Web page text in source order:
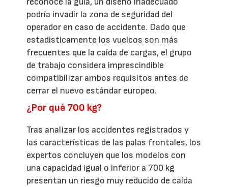
podría invadir la zona de seguridad del
operador en caso de accidente. Dado que
estadísticamente los vuelcos son más
frecuentes que la caída de cargas, el grupo
de trabajo considera imprescindible
compatibilizar ambos requisitos antes de
cerrar el nuevo estándar europeo.
¿Por qué 700 kg?
Tras analizar los accidentes registrados y
las características de las palas frontales, los
expertos concluyen que los modelos con
una capacidad igual o inferior a 700 kg
presentan un riesgo muy reducido de caída